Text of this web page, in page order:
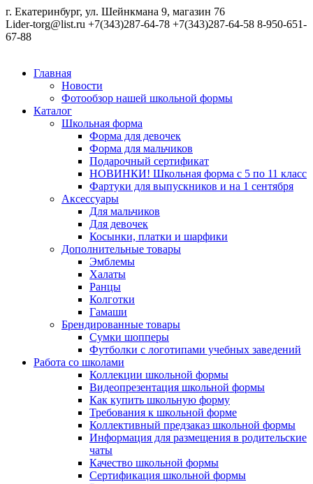
г. Екатеринбург, ул. Шейнкмана 9, магазин 76
Lider-torg@list.ru +7(343)287-64-78 +7(343)287-64-58 8-950-651-
67-88
Главная
Новости
Фотообзор нашей школьной формы
Каталог
Школьная форма
Форма для девочек
Форма для мальчиков
Подарочный сертификат
НОВИНКИ! Школьная форма с 5 по 11 класс
Фартуки для выпускников и на 1 сентября
Аксессуары
Для мальчиков
Для девочек
Косынки, платки и шарфики
Дополнительные товары
Эмблемы
Халаты
Ранцы
Колготки
Гамаши
Брендированные товары
Сумки шопперы
Футболки с логотипами учебных заведений
Работа со школами
Коллекции школьной формы
Видеопрезентация школьной формы
Как купить школьную форму
Требования к школьной форме
Коллективный предзаказ школьной формы
Информация для размещения в родительские
чаты
Качество школьной формы
Сертификация школьной формы